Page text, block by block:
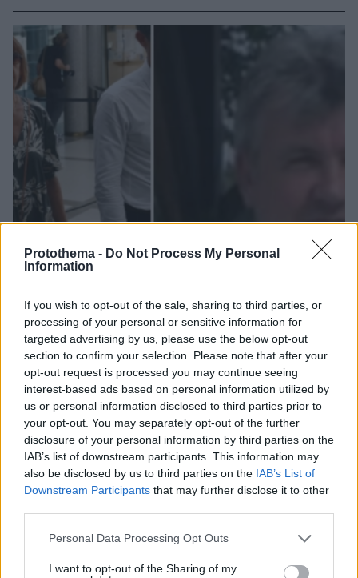
Protothema - Do Not Process My Personal
Information
If you wish to opt-out of the sale, sharing to third parties, or
processing of your personal or sensitive information for
targeted advertising by us, please use the below opt-out
section to confirm your selection. Please note that after your
opt-out request is processed you may continue seeing
interest-based ads based on personal information utilized by
us or personal information disclosed to third parties prior to
your opt-out. You may separately opt-out of the further
disclosure of your personal information by third parties on the
IAB’s list of downstream participants. This information may
also be disclosed by us to third parties on the IAB’s List of
Downstream Participants that may further disclose it to other
Please note that this website/app uses one or more Google
not limited to your visit or usage behaviour. You may click to
Personal Data Processing Opt Outs
I want to opt-out of the Sharing of my
«Είσαι σαν και εμένα» - Τα αρρωστημένα μηνύματα του
συζύγου της Gisele σε άνδρες που έψαχνε για να τη
βιάσουν
03.09.2024, 16:03